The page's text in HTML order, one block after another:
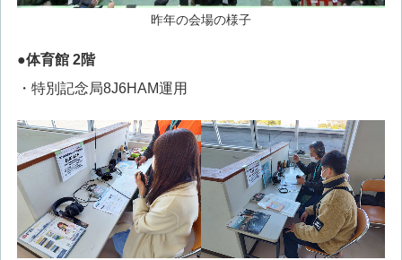
昨年の会場の様子
●体育館 2階
・特別記念局8J6HAM運用